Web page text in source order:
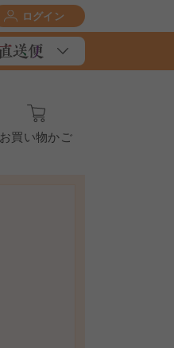
ログイン
お買い物かご